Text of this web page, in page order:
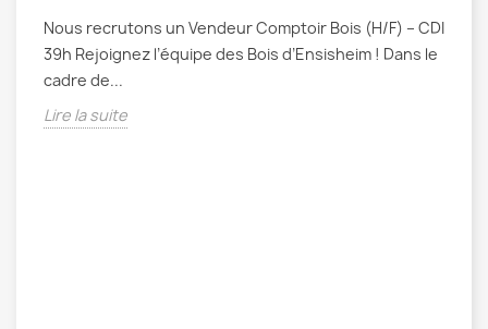
Nous recrutons un Vendeur Comptoir Bois (H/F) – CDI
39h Rejoignez l’équipe des Bois d’Ensisheim ! Dans le
cadre de...
Lire la suite